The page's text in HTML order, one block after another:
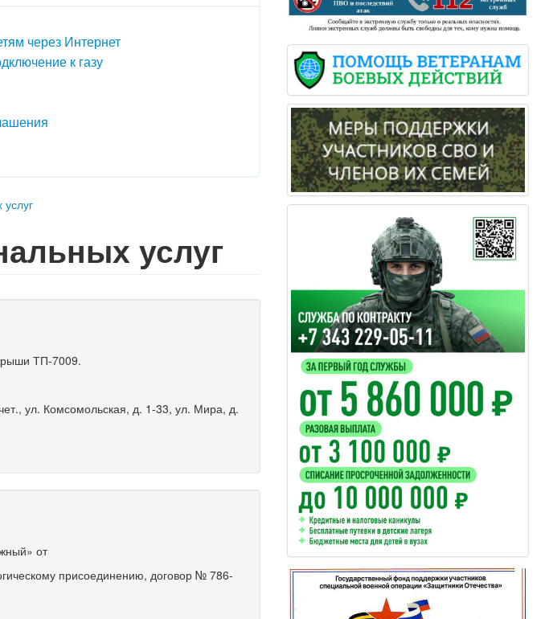
через Интернет
к газу
услуг
ТП-7009.
ул. Комсомольская, д. 1-33, ул. Мира, д.
от
присоединению, договор № 786-